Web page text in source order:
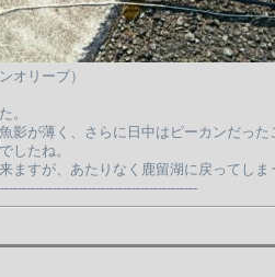
リーブ）
。
影が薄く、さらに日中はピーカンだった
したね。
ますが、あたりなく鹿留湖に戻ってしま